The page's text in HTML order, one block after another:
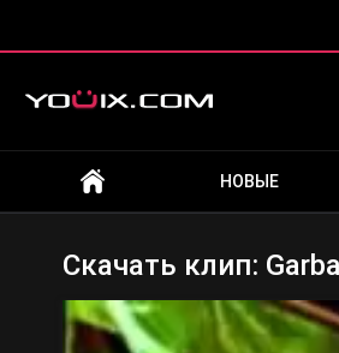
НОВЫЕ
Скачать клип: